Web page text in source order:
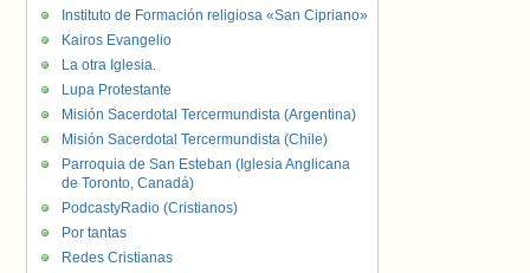
Instituto de Formación religiosa «San Cipriano»
Kairos Evangelio
La otra Iglesia.
Lupa Protestante
Misión Sacerdotal Tercermundista (Argentina)
Misión Sacerdotal Tercermundista (Chile)
Parroquia de San Esteban (Iglesia Anglicana
de Toronto, Canadá)
PodcastyRadio (Cristianos)
Por tantas
Redes Cristianas